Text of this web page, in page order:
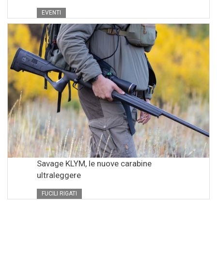
EVENTI
Savage KLYM, le nuove carabine
ultraleggere
FUCILI RIGATI